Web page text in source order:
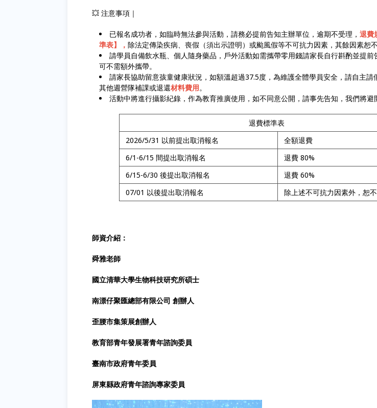
💥 注意事項｜
已報名成功者，如臨時無法參與活動，請務必提前告知主辦單位，逾期不受理， 退費
準表】， 除法定傳染疾病、喪假（須出示證明）或颱風假等不可抗力因素，其餘因素恕不
請學員自備飲水瓶、個人隨身藥品，戶外活動如需攜帶零用錢請家長自行斟酌並提前
可不需額外攜帶。
請家長協助留意孩童健康狀況，如額溫超過37.5度，為維護全體學員安全，請自主請
其他週營隊補課或退還材料費用。
活動中將進行攝影紀錄，作為教育推廣使用，如不同意公開，請事先告知，我們將避
退費標準表
2026/5/31 以前提出取消報名
全額退費
6/1-6/15 間提出取消報名
退費 80%
6/15-6/30 後提出取消報名
退費 60%
07/01 以後提出取消報名
除上述不可抗力因素外，恕
師資介紹：
舜雅老師
國立清華大學生物科技研究所碩士
南漂仔聚匯總部有限公司 創辦人
歪腰市集策展創辦人
教育部青年發展署青年諮詢委員
臺南市政府青年委員
屏東縣政府青年諮詢專家委員